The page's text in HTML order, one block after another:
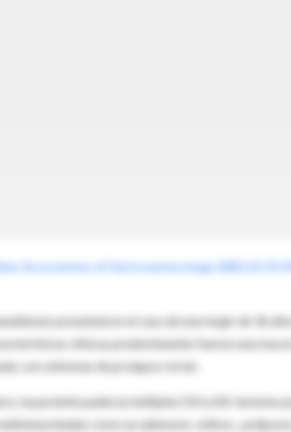
Association of Gastroenterology 2001;15
presentaron el caso de una mujer de 36
clínicas predominantes fueron una
con síntomas de prolapso rectal.
la paciente padecía múltiples (50 a 60) lesiones
como un adenoma velloso ,